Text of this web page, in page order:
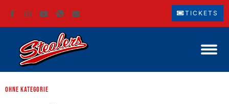
TICKETS
ohne Kategorie